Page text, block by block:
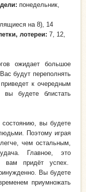
понедельник,
на 8), 14
лотереи: 7, 12,
ожидает большое
будут переполнять
к очередным
будете блистать
состоянию, вы будете
Поэтому играя
чем остальным,
Главное, это
вам придёт успех.
Вы будете
приумножать